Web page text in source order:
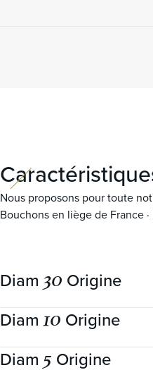
Nous proposons pour toute
Bouchons en liège de France
Diam 30 Origine
Garantie mécanique
Longueurs disponibles (mm)
Diam10 Origine
Diam 5 Origine